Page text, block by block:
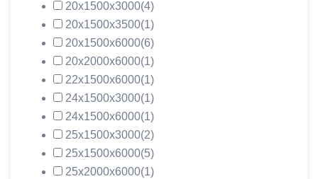
20х1500х3000(4)
20х1500х3500(1)
20х1500х6000(6)
20х2000х6000(1)
22х1500х6000(1)
24х1500х3000(1)
24х1500х6000(1)
25х1500х3000(2)
25х1500х6000(5)
25х2000х6000(1)